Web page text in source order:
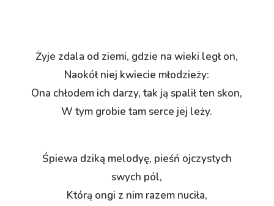
Żyje zdala od ziemi, gdzie na wieki legł on,
Naokół niej kwiecie młodzieży:
Ona chłodem ich darzy, tak ją spalił ten skon,
W tym grobie tam serce jej leży.
Śpiewa dziką melodyę, pieśń ojczystych
swych pól,
Którą ongi z nim razem nuciła,